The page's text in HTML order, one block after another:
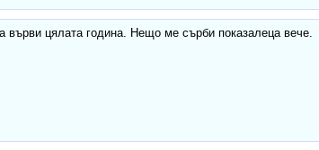
върви цялата година. Нещо ме сърби показалеца вече.